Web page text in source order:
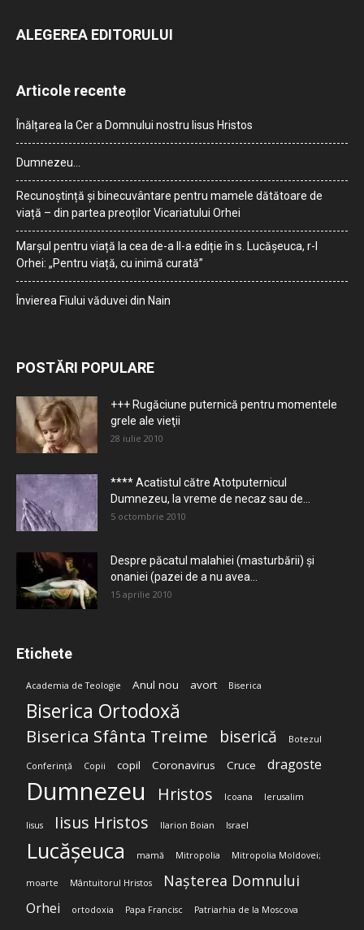
ALEGEREA EDITORULUI
Articole recente
Înălțarea la Cer a Domnului nostru Iisus Hristos
Dumnezeu…
Recunoștință și binecuvântare pentru mamele dătătoare de
viață – din partea preoților Vicariatului Orhei
Marșul pentru viață la cea de-a II-a ediție în s. Lucășeuca, r-l
Orhei: „Pentru viață, cu inimă curată”
Învierea Fiului văduvei din Nain
POSTĂRI POPULARE
+++ Rugăciune puternică pentru momentele
grele ale vieţii
28 iulie 2010
**** Acatistul către Atotputernicul
Dumnezeu, la vreme de necaz sau de...
5 octombrie 2010
Despre păcatul malahiei (masturbării) şi
onaniei (pazei de a nu avea...
15 aprilie 2010
Etichete
Academia de Teologie Anul nou avort Biserica
Biserica Ortodoxă
Biserica Sfânta Treime biserică Botezul
Conferință Copii copil Coronavirus Cruce dragoste
Dumnezeu Hristos Icoana Ierusalim
Iisus Iisus Hristos Ilarion Boian Israel
Lucășeuca mamă Mitropolia Mitropolia Moldovei;
moarte Mântuitorul Hristos Nașterea Domnului
Orhei ortodoxia Papa Francisc Patriarhia de la Moscova